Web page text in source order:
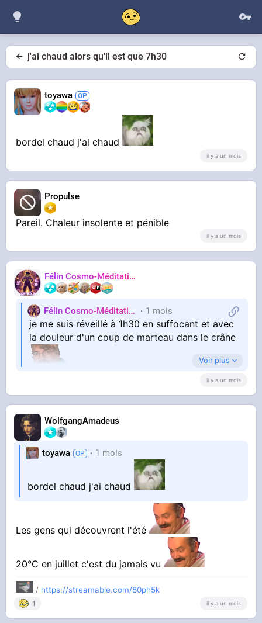
j'ai chaud alors qu'il est que 7h30
toyawa
bordel chaud j'ai chaud
il y a un mois
Propulse
Pareil. Chaleur insolente et pénible
il y a un mois
Félin Cosmo-Méditatif 站桩
Félin Cosmo-Méditatif 站桩 Orteils
1 mois
je me suis réveillé à 1h30 en suffocant et avec
la douleur d'un coup de marteau dans le crâne
32°C dans mon salon et il doit faire 34 dans
ma chambre
Je suis collé au ventilo et j'attends la mort
Voir plus
il y a un mois
WolfgangAmadeus
toyawa 1 mois
bordel chaud j'ai chaud
Les gens qui découvrent l'été
20°C en juillet c'est du jamais vu
/ https://streamable.com/80ph5k
1 il y a un mois